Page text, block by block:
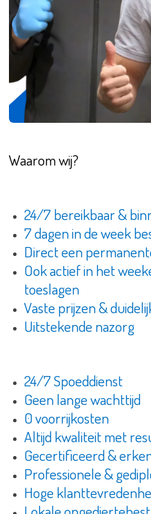
Waarom wij?
24/7 bereikbaar &
7 dagen in de week
Direct een
Ook actief in het
toeslagen
Vaste prijzen &
Uitstekende nazorg
24/7 Spoeddienst
Geen lange wachttijd
0 voorrijkosten
Altijd kwaliteit met
Gecertificeerd &
Professionele &
Hoge